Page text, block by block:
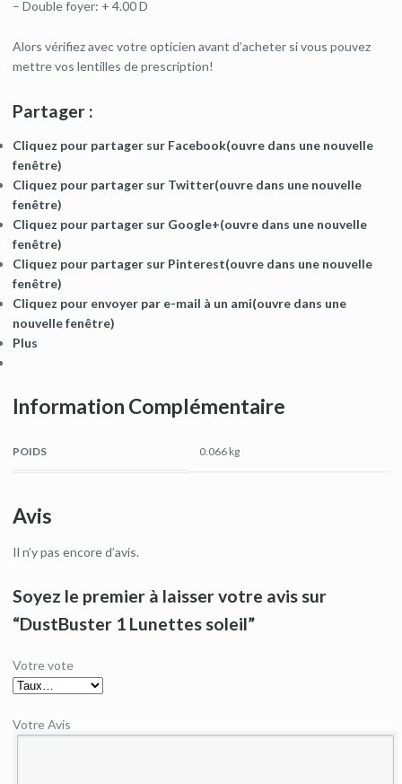
– Double foyer: + 4.00 D
Alors vérifiez avec votre opticien avant d’acheter si vous pouvez
mettre vos lentilles de prescription!
Partager :
Cliquez pour partager sur Facebook(ouvre dans une nouvelle
fenêtre)
Cliquez pour partager sur Twitter(ouvre dans une nouvelle
fenêtre)
Cliquez pour partager sur Google+(ouvre dans une nouvelle
fenêtre)
Cliquez pour partager sur Pinterest(ouvre dans une nouvelle
fenêtre)
Cliquez pour envoyer par e-mail à un ami(ouvre dans une
nouvelle fenêtre)
Plus
Information Complémentaire
POIDS 0.066 kg
Avis
Il n’y pas encore d’avis.
Soyez le premier à laisser votre avis sur
“DustBuster 1 Lunettes soleil”
Votre vote
Votre Avis